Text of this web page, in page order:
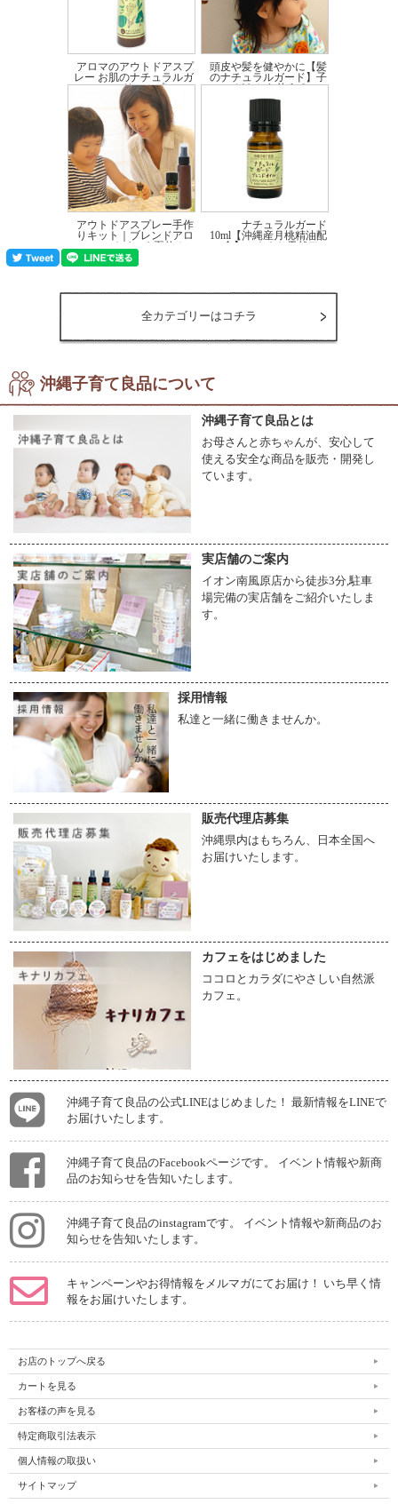
アロマのアウトドアスプ
レー お肌のナチュラルガ
ード スプレー...
価格:1,650円(税込)
頭皮や髪を健やかに【髪
のナチュラルガード】子
どもから使えるヘ...
価格:1,870円(税込)
アウトドアスプレー手作
りキット｜ブレンドアロ
マオイル｜夏休み...
価格:2,420円(税込)
ナチュラルガード
10ml【沖縄産月桃精油配
合】１００％天然ア...
全カテゴリーはコチラ
沖縄子育て良品について
沖縄子育て良品とは
お母さんと赤ちゃんが、安心して
使える安全な商品を販売・開発し
ています。
実店舗のご案内
イオン南風原店から徒歩3分,駐車
場完備の実店舗をご紹介いたしま
す。
採用情報
私達と一緒に働きませんか。
販売代理店募集
沖縄県内はもちろん、日本全国へ
お届けいたします。
カフェをはじめました
ココロとカラダにやさしい自然派
カフェ。
沖縄子育て良品の公式LINEはじめました！ 最新情報をLINEで
お届けいたします。
沖縄子育て良品のFacebookページです。 イベント情報や新商
品のお知らせを告知いたします。
沖縄子育て良品のinstagramです。 イベント情報や新商品のお
知らせを告知いたします。
キャンペーンやお得情報をメルマガにてお届け！ いち早く情
報をお届けいたします。
お店のトップへ戻る
カートを見る
お客様の声を見る
特定商取引法表示
個人情報の取扱い
サイトマップ